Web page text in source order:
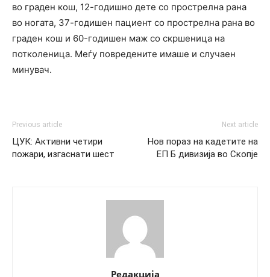
во граден кош, 12-годишно дете со прострелна рана
во ногата, 37-годишен пациент со прострелна рана во
граден кош и 60-годишен маж со скршеница на
потколеница. Меѓу повредените имаше и случаен
минувач.
Previous article
ЦУК: Активни четири
пожари, изгаснати шест
Next article
Нов пораз на кадетите на
ЕП Б дивизија во Скопје
Редакција